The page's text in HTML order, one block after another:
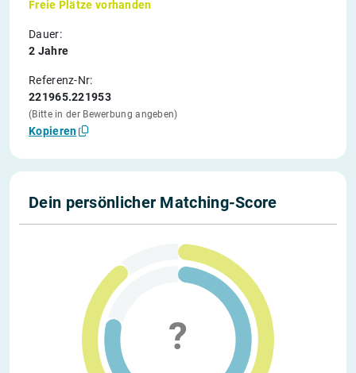
Freie Plätze vorhanden
Dauer:
2 Jahre
Referenz-Nr:
221965.221953
(Bitte in der Bewerbung angeben)
Kopieren
Dein persönlicher Matching-Score